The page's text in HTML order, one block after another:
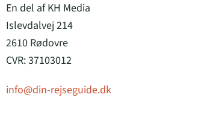
En del af KH Media
Islevdalvej 214
2610 Rødovre
CVR: 37103012
info@din-rejseguide.dk